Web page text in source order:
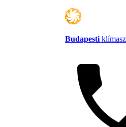
Budapesti